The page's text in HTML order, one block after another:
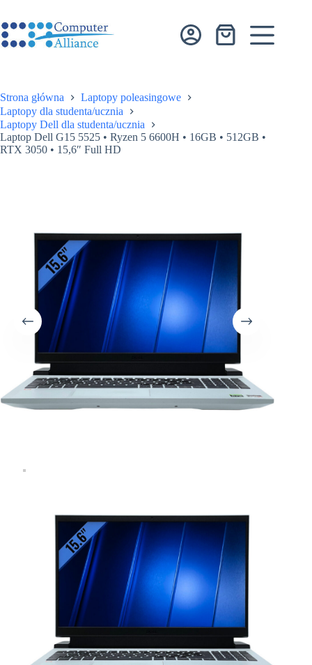
treści
Koszyk
Strona główna
Laptopy poleasingowe
Laptopy dla studenta/ucznia
Laptopy Dell dla studenta/ucznia
Laptop Dell G15 5525 • Ryzen 5 6600H • 16GB • 512GB •
RTX 3050 • 15,6″ Full HD